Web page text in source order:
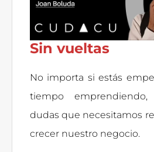
Sin vueltas
No importa si estás
tiempo
dudas que necesitamos
crecer nuestro negocio.